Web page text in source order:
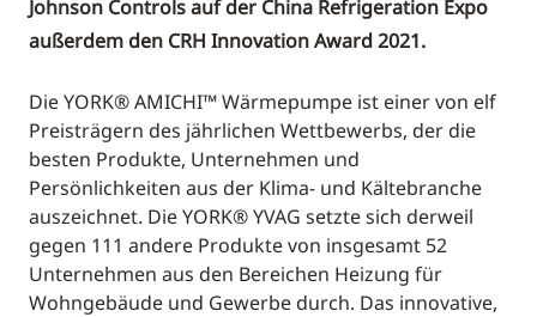
Johnson Controls auf der China Refrigeration Expo
außerdem den CRH Innovation Award 2021.
Die YORK® AMICHI™ Wärmepumpe ist einer von elf
Preisträgern des jährlichen Wettbewerbs, der die
besten Produkte, Unternehmen und
Persönlichkeiten aus der Klima- und Kältebranche
auszeichnet. Die YORK® YVAG setzte sich derweil
gegen 111 andere Produkte von insgesamt 52
Unternehmen aus den Bereichen Heizung für
Wohngebäude und Gewerbe durch. Das innovative,